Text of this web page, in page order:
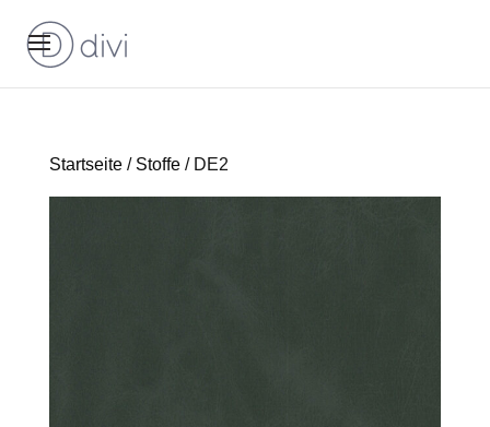
Startseite/ Stoffe/ DE2